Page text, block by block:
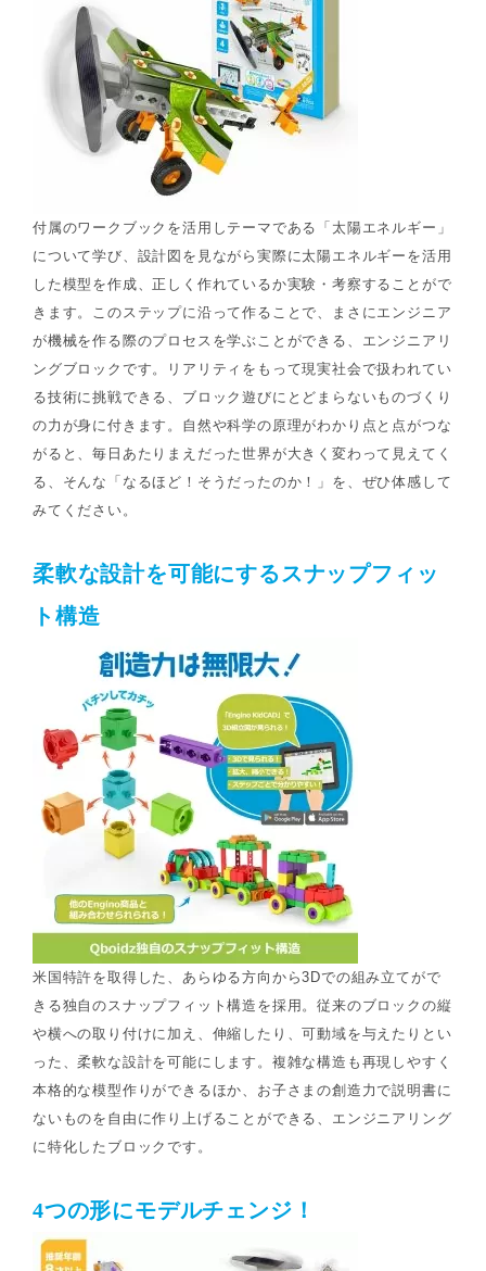
付属のワークブックを活用しテーマである「太陽エネルギー」
について学び、設計図を見ながら実際に太陽エネルギーを活用
した模型を作成、正しく作れているか実験・考察することがで
きます。このステップに沿って作ることで、まさにエンジニア
が機械を作る際のプロセスを学ぶことができる、エンジニアリ
ングブロックです。リアリティをもって現実社会で扱われてい
る技術に挑戦できる、ブロック遊びにとどまらないものづくり
の力が身に付きます。自然や科学の原理がわかり点と点がつな
がると、毎日あたりまえだった世界が大きく変わって見えてく
る、そんな「なるほど！そうだったのか！」を、ぜひ体感して
みてください。
柔軟な設計を可能にするスナップフィッ
ト構造
米国特許を取得した、あらゆる方向から3Dでの組み立てがで
きる独自のスナップフィット構造を採用。従来のブロックの縦
や横への取り付けに加え、伸縮したり、可動域を与えたりとい
った、柔軟な設計を可能にします。複雑な構造も再現しやすく
本格的な模型作りができるほか、お子さまの創造力で説明書に
ないものを自由に作り上げることができる、エンジニアリング
に特化したブロックです。
4つの形にモデルチェンジ！